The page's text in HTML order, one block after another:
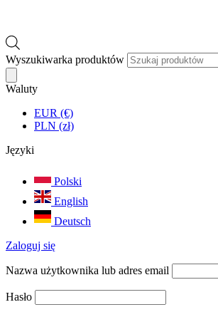
Wyszukiwarka produktów
Waluty
EUR (€)
PLN (zł)
Języki
Polski
English
Deutsch
Zaloguj się
Nazwa użytkownika lub adres email
Hasło